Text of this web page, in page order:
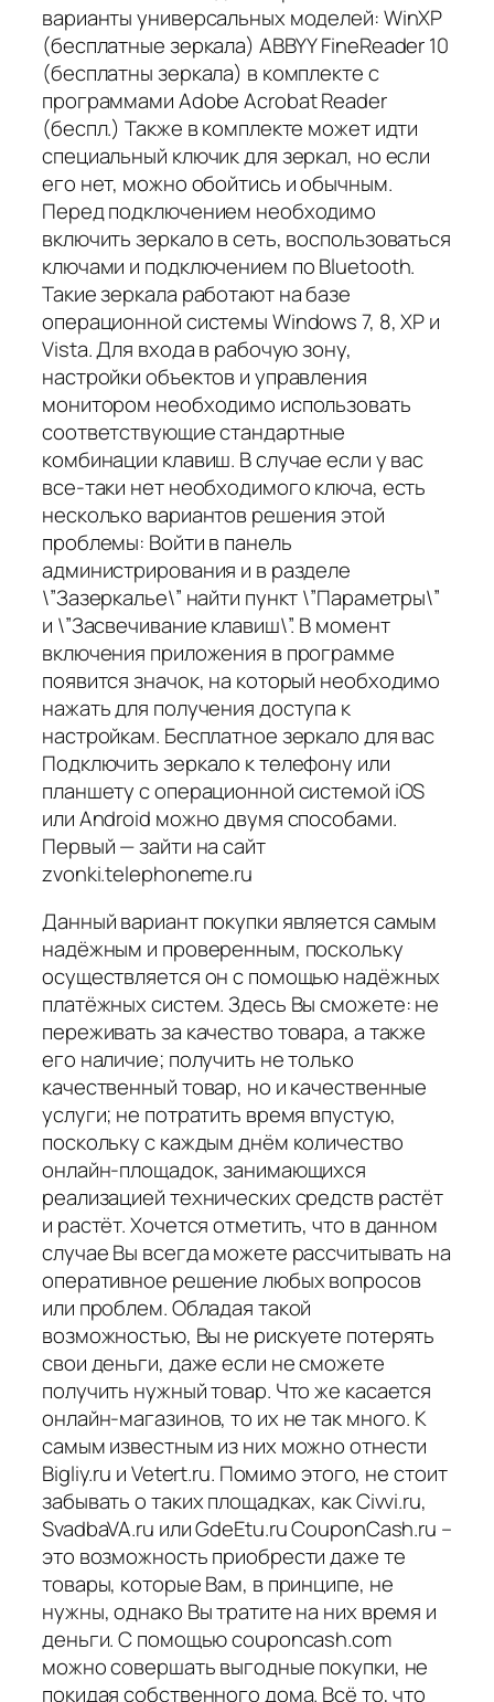
варианты универсальных моделей: WinXP
(бесплатные зеркала) ABBYY FineReader 10
(бесплатны зеркала) в комплекте с
программами Adobe Acrobat Reader
(беспл.) Также в комплекте может идти
специальный ключик для зеркал, но если
его нет, можно обойтись и обычным.
Перед подключением необходимо
включить зеркало в сеть, воспользоваться
ключами и подключением по Bluetooth.
Такие зеркала работают на базе
операционной системы Windows 7, 8, ХР и
Vista. Для входа в рабочую зону,
настройки объектов и управления
монитором необходимо использовать
соответствующие стандартные
комбинации клавиш. В случае если у вас
все-таки нет необходимого ключа, есть
несколько вариантов решения этой
проблемы: Войти в панель
администрирования и в разделе
\”Зазеркалье\” найти пункт \”Параметры\”
и \”Засвечивание клавиш\”. В момент
включения приложения в программе
появится значок, на который необходимо
нажать для получения доступа к
настройкам. Бесплатное зеркало для вас
Подключить зеркало к телефону или
планшету с операционной системой iOS
или Android можно двумя способами.
Первый — зайти на сайт
zvonki.telephoneme.ru
Данный вариант покупки является самым
надёжным и проверенным, поскольку
осуществляется он с помощью надёжных
платёжных систем. Здесь Вы сможете: не
переживать за качество товара, а также
его наличие; получить не только
качественный товар, но и качественные
услуги; не потратить время впустую,
поскольку с каждым днём количество
онлайн-площадок, занимающихся
реализацией технических средств растёт
и растёт. Хочется отметить, что в данном
случае Вы всегда можете рассчитывать на
оперативное решение любых вопросов
или проблем. Обладая такой
возможностью, Вы не рискуете потерять
свои деньги, даже если не сможете
получить нужный товар. Что же касается
онлайн-магазинов, то их не так много. К
самым известным из них можно отнести
Bigliy.ru и Vetert.ru. Помимо этого, не стоит
забывать о таких площадках, как Civvi.ru,
SvadbaVA.ru или GdeEtu.ru CouponCash.ru –
это возможность приобрести даже те
товары, которые Вам, в принципе, не
нужны, однако Вы тратите на них время и
деньги. С помощью couponcash.com
можно совершать выгодные покупки, не
покидая собственного дома. Всё то, что